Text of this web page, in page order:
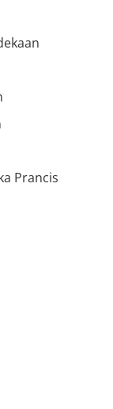
Prancis